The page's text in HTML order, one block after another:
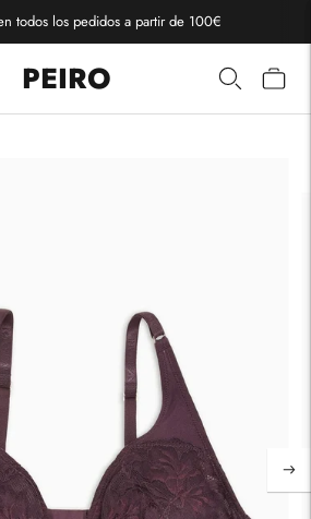
todos los pedidos a partir de 100€
PEIRO